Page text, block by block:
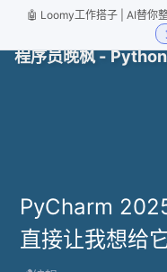
🤖 Loomy工作搭子 | AI替你
程序员晚枫 -
PyCharm
直接让我想给